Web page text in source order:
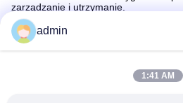
zarządzanie i utrzymanie.
admin
1:41 AM